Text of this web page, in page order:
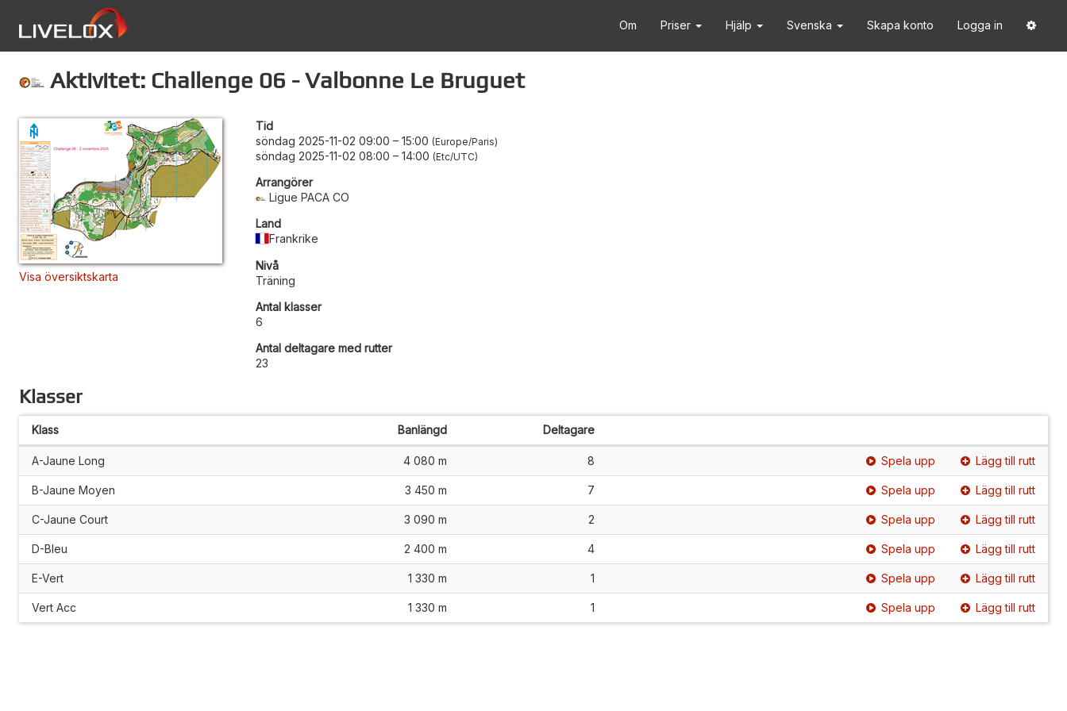
Om Priser Hjälp Svenska Skapa konto Logga in
Aktivitet: Challenge 06 - Valbonne Le Bruguet
Visa översiktskarta
Tid
söndag 2025-11-02 09:00 – 15:00 Europe/Paris
söndag 2025-11-02 08:00 – 14:00 Etc/UTC
Arrangörer
Ligue PACA CO
Land
Frankrike
Nivå
Träning
Antal klasser
6
Antal deltagare med rutter
23
Klasser
Klass Banlängd Deltagare
A-Jaune Long 4 080 m 8 Spela upp Lägg till rutt
B-Jaune Moyen 3 450 m 7 Spela upp Lägg till rutt
C-Jaune Court 3 090 m 2 Spela upp Lägg till rutt
D-Bleu 2 400 m 4 Spela upp Lägg till rutt
E-Vert 1 330 m 1 Spela upp Lägg till rutt
Vert Acc 1 330 m 1 Spela upp Lägg till rutt